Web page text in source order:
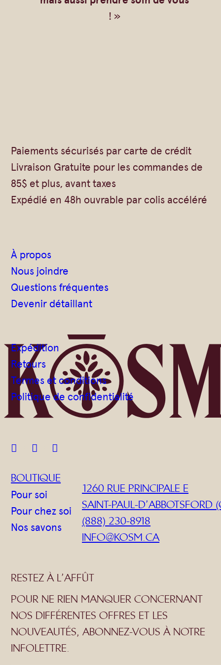
! »
Paiements sécurisés par carte de crédit
Livraison Gratuite pour les commandes de
85$ et plus, avant taxes
Expédié en 48h ouvrable par colis accéléré
À propos
Nous joindre
Questions fréquentes
Devenir détaillant
Expédition
Retours
Termes et conditions
Politique de confidentialité
  
BOUTIQUE
Pour soi
Pour chez soi
Nos savons
1260 RUE PRINCIPALE E
SAINT-PAUL-D’ABBOTSFORD
(888) 230-8918
INFO@KOSM.CA
RESTEZ À L’AFFÛT
POUR NE RIEN MANQUER CONCERNANT
NOS DIFFÉRENTES OFFRES ET LES
NOUVEAUTÉS, ABONNEZ-VOUS À NOTRE
INFOLETTRE.